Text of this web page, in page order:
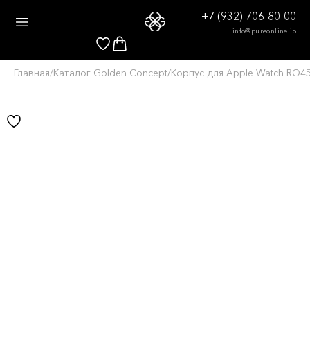
+7 (932) 706-80-00
info@pureonline.io
Главная/Каталог Golden Concept/Корпус для Apple Watch